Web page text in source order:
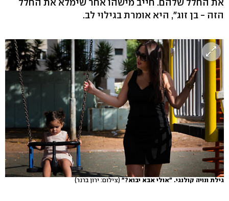
את החלל שלהם. חייב מישהו אחר שימלא את החלל
הזה - בן זוג", היא אומרת בגילוי לב.
גילת ונויה קולנגי. "אולי אבא יבוא?" (צילום: ירון ברנר)